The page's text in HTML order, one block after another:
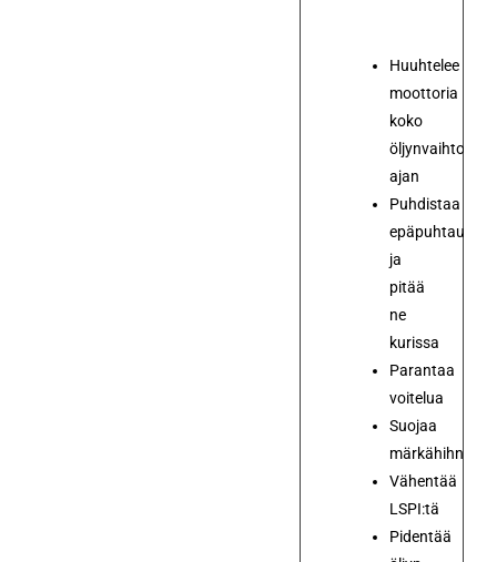
Huuhtelee
moottoria
koko
öljynvaihtovälin
ajan
Puhdistaa
epäpuhtauksia
ja
pitää
ne
kurissa
Parantaa
voitelua
Suojaa
märkähihnaa
Vähentää
LSPI:tä
Pidentää